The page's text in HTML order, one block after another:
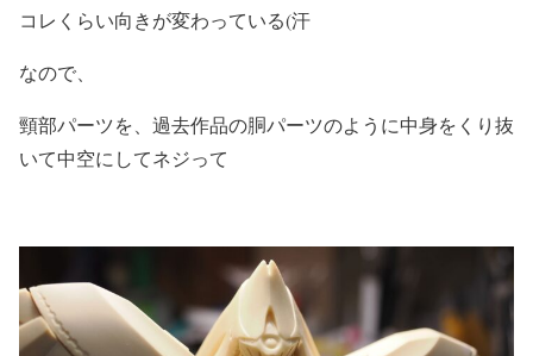
コレくらい向きが変わっている(汗
なので、
頸部パーツを、過去作品の胴パーツのように中身をくり抜
いて中空にしてネジって